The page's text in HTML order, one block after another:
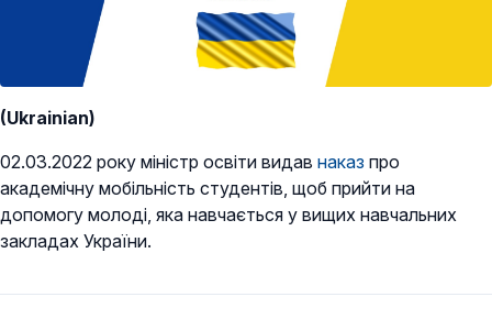
(Ukrainian)
02.03.2022 року міністр освіти видав наказ про
академічну мобільність студентів, щоб прийти на
допомогу молоді, яка навчається у вищих навчальних
закладах України.